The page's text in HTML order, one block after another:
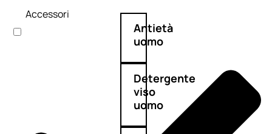
Antietà
uomo
Detergente
viso
uomo
Accessori